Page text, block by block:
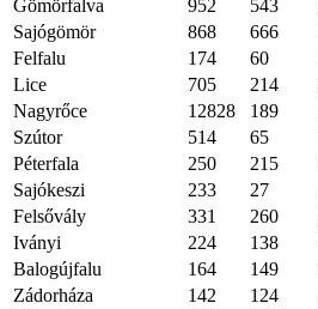
Gömörfalva
952 543
Sajógömör
868 666
Felfalu
174 60
Lice
705 214
Nagyrőce
12828 189
Szútor
514 65
Péterfala
250 215
Sajókeszi
233 27
Felsővály
331 260
Iványi
224 138
Balogújfalu
164 149
Zádorháza
142 124